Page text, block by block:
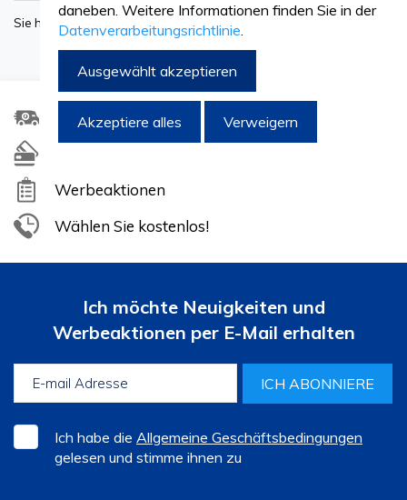
Aussehen und die Funktion echter Zähne nachzubilden –
für optimalen Komfort und eine ästhetisch ansprechende
Lösung für Ihre Patienten.
Sie haben keine Produkte zum Vergleichen.
Neuen Artikel anfordern
Werbeaktionen
Wählen Sie kostenlos!
Ich möchte Neuigkeiten und
Werbeaktionen per E-Mail erhalten
ICH ABONNIERE
Ich habe die Allgemeine Geschäftsbedingungen
gelesen und stimme ihnen zu
daneben. Weitere Informationen finden Sie in der
Datenverarbeitungsrichtlinie.
Ausgewählt akzeptieren
Akzeptiere alles Verweigern